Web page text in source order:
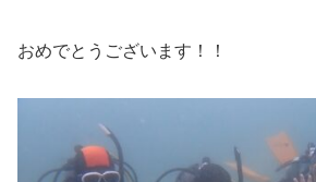
おめでとうございます！！